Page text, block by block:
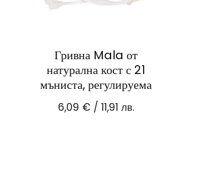
Гривна Mala от
натурална кост с 21
мъниста, регулируема
6,09 € / 11,91 лв.